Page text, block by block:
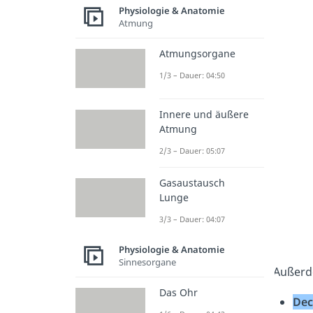
Physiologie & Anatomie
Atmung
Atmungsorgane
1/3 – Dauer: 04:50
Innere und äußere
Atmung
2/3 – Dauer: 05:07
Gasaustausch
Lunge
3/3 – Dauer: 04:07
Physiologie & Anatomie
Sinnesorgane
Das Ohr